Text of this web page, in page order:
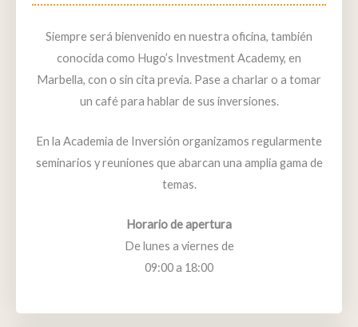
Siempre será bienvenido en nuestra oficina, también
conocida como Hugo’s Investment Academy, en
Marbella, con o sin cita previa. Pase a charlar o a tomar
un café para hablar de sus inversiones.
En la Academia de Inversión organizamos regularmente
seminarios y reuniones que abarcan una amplia gama de
temas.
Horario de apertura
De lunes a viernes de
09:00 a 18:00